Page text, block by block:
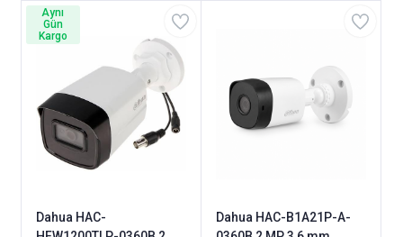
Dahua HAC-
Aynı
Gün
Kargo
Dahua HAC-B1A21P-A-